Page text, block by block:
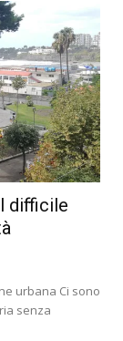
difficile
urbana Ci sono
senza